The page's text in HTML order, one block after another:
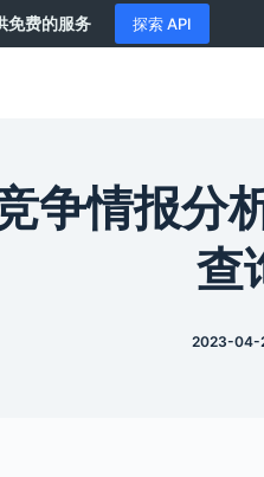
免费的服务 探索 API
争情报
查
2023-04-